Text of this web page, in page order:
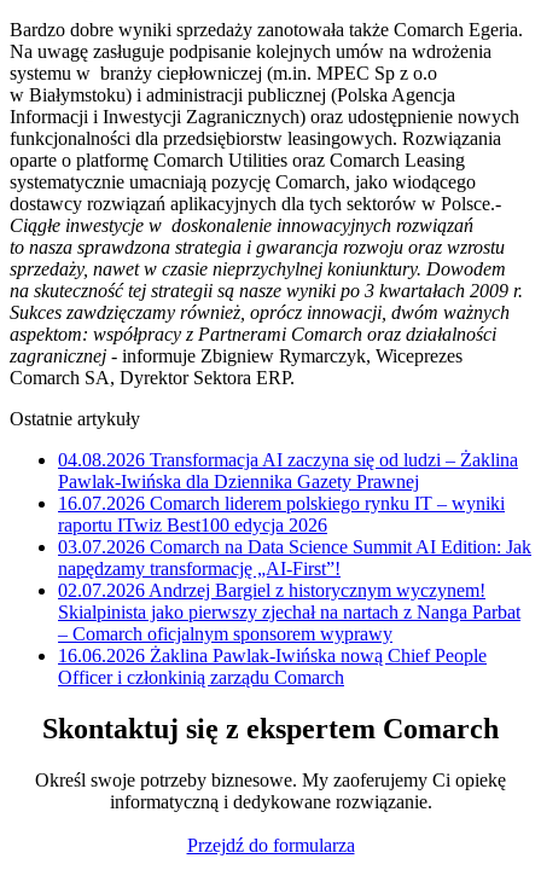
Bardzo dobre wyniki sprzedaży zanotowała także Comarch Egeria.
Na uwagę zasługuje podpisanie kolejnych umów na wdrożenia
systemu w branży ciepłowniczej (m.in. MPEC Sp z o.o
w Białymstoku) i administracji publicznej (Polska Agencja
Informacji i Inwestycji Zagranicznych) oraz udostępnienie nowych
funkcjonalności dla przedsiębiorstw leasingowych. Rozwiązania
oparte o platformę Comarch Utilities oraz Comarch Leasing
systematycznie umacniają pozycję Comarch, jako wiodącego
dostawcy rozwiązań aplikacyjnych dla tych sektorów w Polsce.-
Ciągłe inwestycje w doskonalenie innowacyjnych rozwiązań
to nasza sprawdzona strategia i gwarancja rozwoju oraz wzrostu
sprzedaży, nawet w czasie nieprzychylnej koniunktury. Dowodem
na skuteczność tej strategii są nasze wyniki po 3 kwartałach 2009 r.
Sukces zawdzięczamy również, oprócz innowacji, dwóm ważnych
aspektom: współpracy z Partnerami Comarch oraz działalności
zagranicznej - informuje Zbigniew Rymarczyk, Wiceprezes
Comarch SA, Dyrektor Sektora ERP.
Ostatnie artykuły
04.08.2026 Transformacja AI zaczyna się od ludzi – Żaklina
Pawlak-Iwińska dla Dziennika Gazety Prawnej
16.07.2026 Comarch liderem polskiego rynku IT – wyniki
raportu ITwiz Best100 edycja 2026
03.07.2026 Comarch na Data Science Summit AI Edition: Jak
napędzamy transformację „AI-First”!
02.07.2026 Andrzej Bargiel z historycznym wyczynem!
Skialpinista jako pierwszy zjechał na nartach z Nanga Parbat
– Comarch oficjalnym sponsorem wyprawy
16.06.2026 Żaklina Pawlak-Iwińska nową Chief People
Officer i członkinią zarządu Comarch
Skontaktuj się z ekspertem Comarch
Określ swoje potrzeby biznesowe. My zaoferujemy Ci opiekę
informatyczną i dedykowane rozwiązanie.
Przejdź do formularza